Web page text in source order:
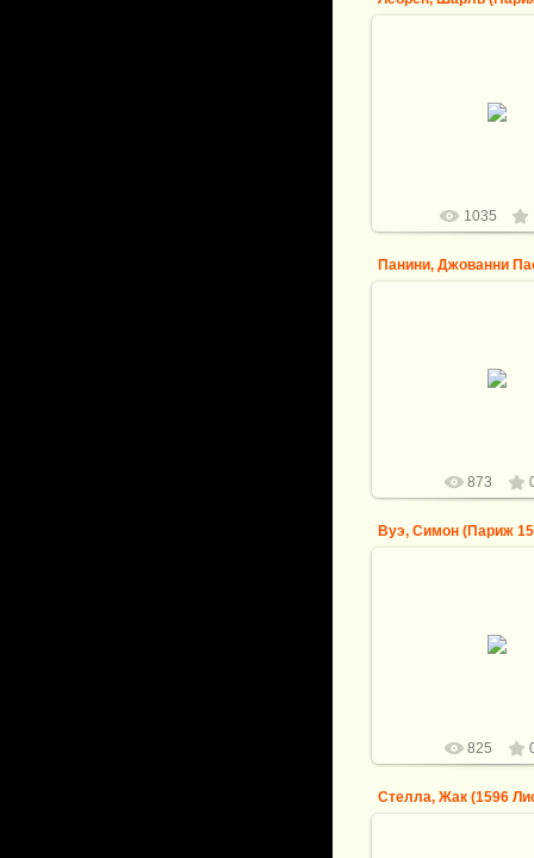
-- Святое
1035
Пьяченца - 1765 Рим)
873
Вуэ, Симон (Париж
Аллегория
825